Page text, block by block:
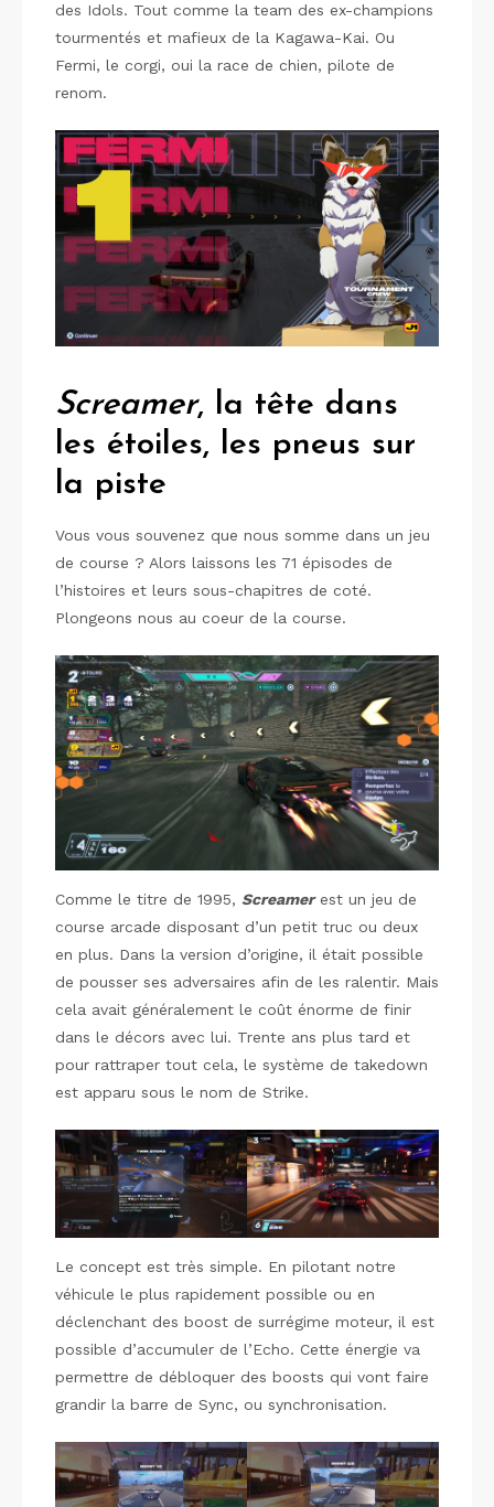
des Idols. Tout comme la team des ex-champions
tourmentés et mafieux de la Kagawa-Kai. Ou
Fermi, le corgi, oui la race de chien, pilote de
renom.
Screamer, la tête dans
les étoiles, les pneus sur
la piste
Vous vous souvenez que nous somme dans un jeu
de course ? Alors laissons les 71 épisodes de
l’histoires et leurs sous-chapitres de coté.
Plongeons nous au coeur de la course.
Comme le titre de 1995, Screamerest un jeu de
course arcade disposant d’un petit truc ou deux
en plus. Dans la version d’origine, il était possible
de pousser ses adversaires afin de les ralentir. Mais
cela avait généralement le coût énorme de finir
dans le décors avec lui. Trente ans plus tard et
pour rattraper tout cela, le système de takedown
est apparu sous le nom de Strike.
Le concept est très simple. En pilotant notre
véhicule le plus rapidement possible ou en
déclenchant des boost de surrégime moteur, il est
possible d’accumuler de l’Echo. Cette énergie va
permettre de débloquer des boosts qui vont faire
grandir la barre de Sync, ou synchronisation.